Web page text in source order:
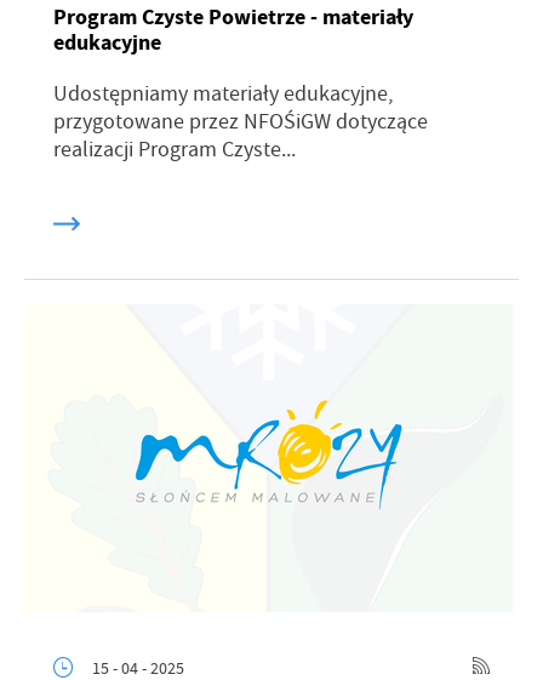
Program Czyste Powietrze - materiały
edukacyjne
Udostępniamy materiały edukacyjne,
przygotowane przez NFOŚiGW dotyczące
realizacji Program Czyste...
15 - 04 - 2025